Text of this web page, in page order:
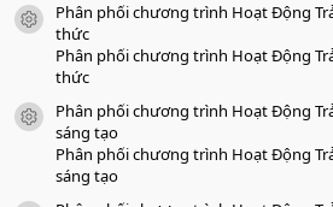
icon tài liệu
Phân phối chương trình Hoạt Động
thức
Phân phối chương trình Hoạt Động
thức
icon tài liệu
Phân phối chương trình Hoạt Động
sáng tạo
Phân phối chương trình Hoạt Động
sáng tạo